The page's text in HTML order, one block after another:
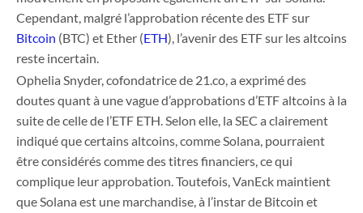
Cependant, malgré l’approbation récente des ETF sur
Bitcoin (BTC) et Ether (ETH), l’avenir des ETF sur les altcoins
reste incertain.
Ophelia Snyder, cofondatrice de 21.co, a exprimé des
doutes quant à une vague d’approbations d’ETF altcoins à la
suite de celle de l’ETF ETH. Selon elle, la SEC a clairement
indiqué que certains altcoins, comme Solana, pourraient
être considérés comme des titres financiers, ce qui
complique leur approbation. Toutefois, VanEck maintient
que Solana est une marchandise, à l’instar de Bitcoin et